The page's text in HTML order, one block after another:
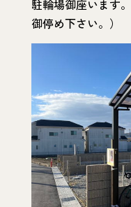
駐輪場御座います
御停め下さい。）